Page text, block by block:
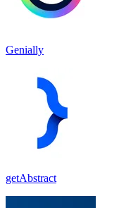
Genially
getAbstract